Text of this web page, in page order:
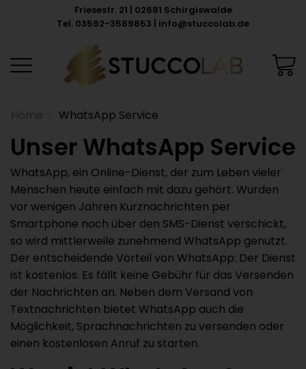
Friesestr. 21 | 02681 Schirgiswalde
Tel. 03592-3589853 | info@stuccolab.de
Home WhatsApp Service
Unser WhatsApp Service
WhatsApp, ein Online-Dienst, der zum Leben vieler
Menschen heute einfach mit dazu gehört. Wurden
vor wenigen Jahren Kurznachrichten per
Smartphone noch über den SMS-Dienst verschickt,
so wird mittlerweile zunehmend WhatsApp genutzt.
Der entscheidende Vorteil von WhatsApp: Der Dienst
ist kostenlos. Es fällt keine Gebühr für das Versenden
der Nachrichten an. Neben dem Versand von
Textnachrichten bietet WhatsApp auch die
Möglichkeit, Sprachnachrichten zu versenden oder
einen kostenlosen Anruf zu starten.